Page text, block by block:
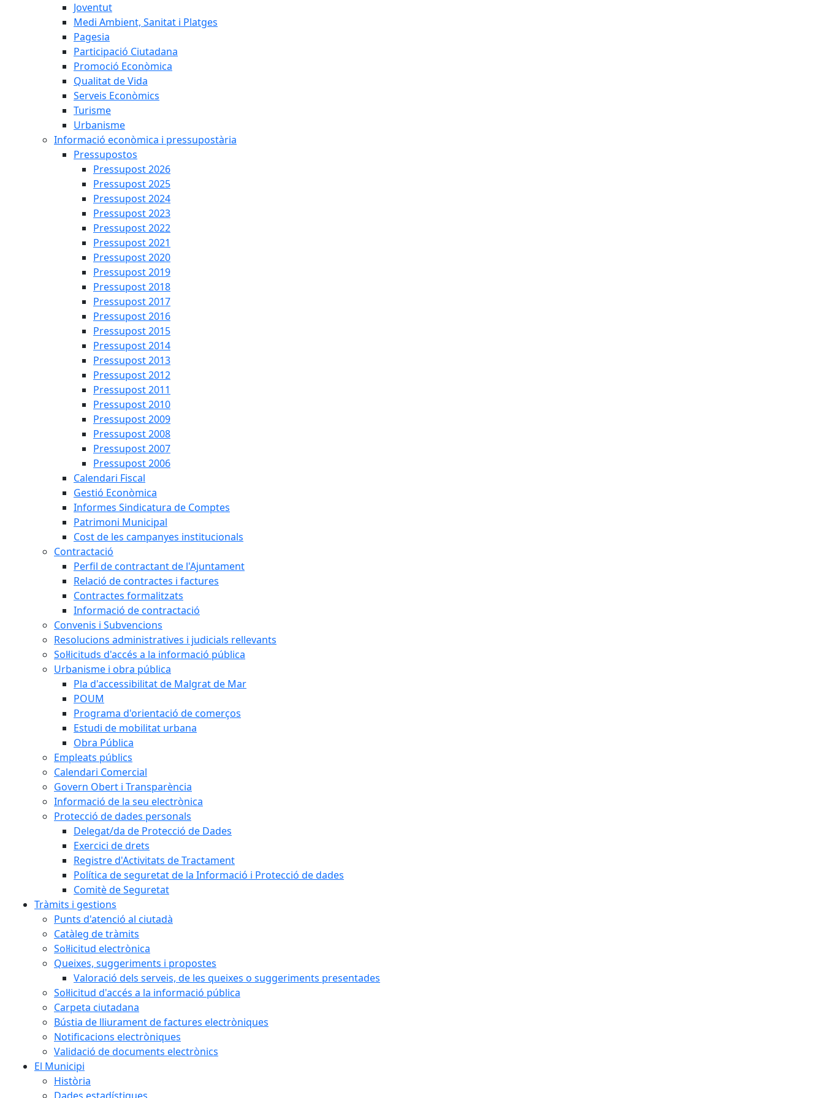
Joventut
Medi Ambient, Sanitat i Platges
Pagesia
Participació Ciutadana
Promoció Econòmica
Qualitat de Vida
Serveis Econòmics
Turisme
Urbanisme
Informació econòmica i pressupostària
Pressupostos
Pressupost 2026
Pressupost 2025
Pressupost 2024
Pressupost 2023
Pressupost 2022
Pressupost 2021
Pressupost 2020
Pressupost 2019
Pressupost 2018
Pressupost 2017
Pressupost 2016
Pressupost 2015
Pressupost 2014
Pressupost 2013
Pressupost 2012
Pressupost 2011
Pressupost 2010
Pressupost 2009
Pressupost 2008
Pressupost 2007
Pressupost 2006
Calendari Fiscal
Gestió Econòmica
Informes Sindicatura de Comptes
Patrimoni Municipal
Cost de les campanyes institucionals
Contractació
Perfil de contractant de l'Ajuntament
Relació de contractes i factures
Contractes formalitzats
Informació de contractació
Convenis i Subvencions
Resolucions administratives i judicials rellevants
Sol·licituds d'accés a la informació pública
Urbanisme i obra pública
Pla d'accessibilitat de Malgrat de Mar
POUM
Programa d'orientació de comerços
Estudi de mobilitat urbana
Obra Pública
Empleats públics
Calendari Comercial
Govern Obert i Transparència
Informació de la seu electrònica
Protecció de dades personals
Delegat/da de Protecció de Dades
Exercici de drets
Registre d'Activitats de Tractament
Política de seguretat de la Informació i Protecció de dades
Comitè de Seguretat
Tràmits i gestions
Punts d'atenció al ciutadà
Catàleg de tràmits
Sol·licitud electrònica
Queixes, suggeriments i propostes
Valoració dels serveis, de les queixes o suggeriments presentades
Sol·licitud d'accés a la informació pública
Carpeta ciutadana
Bústia de lliurament de factures electròniques
Notificacions electròniques
Validació de documents electrònics
El Municipi
Història